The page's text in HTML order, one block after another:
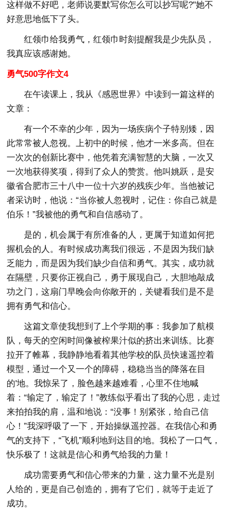
这样做不好吧，老师说要默写你怎么可以抄写呢?"她不
好意思地低下了头。
红领巾给我勇气，红领巾时刻提醒我是少先队员，
我真应该感谢她。
勇气500字作文4
在午读课上，我从《感恩世界》中读到一篇这样的
文章：
有一个不幸的少年，因为一场疾病个子特别矮，因
此常常被人忽视。上初中的时候，他才一米多高。但在
一次次的创新比赛中，他凭着充满智慧的大脑，一次又
一次地获得奖项，得到了众人的赞赏。他叫姚跃，是安
徽省合肥市三十八中一位十六岁的残疾少年。当他被记
者采访时，他说：“当你被人忽视时，记住：你自己就是
伯乐！”我被他的勇气和自信感动了。
是的，机会属于有所准备的人，更属于知道如何把
握机会的人。有时候成功离我们很远，不是因为我们缺
乏能力，而是因为我们缺少自信和勇气。其实，成功就
在隔壁，只要你正视自己，勇于展现自己，大胆地敲成
功之门，这扇门早晚会向你敞开的，关键看我们是不是
拥有勇气和信心。
这篇文章使我想到了上个学期的事：我参加了航模
队，每天的空闲时间像被榨果汁似的挤出来训练。比赛
拉开了帷幕，我静静地看着其他学校的队员快速遥控着
模型，通过一个又一个的障碍，稳稳当当的降落在目
的'地。我惊呆了，脸色越来越难看，心里不住地喊
着：“输定了，输定了！”教练似乎看出了我的心思，走过
来拍拍我的肩，温和地说：“没事！别紧张，给自己信
心！”我深呼吸了一下，开始操纵遥控器。在我信心和勇
气的支持下，“飞机”顺利地到达目的地。我松了一口气，
快乐极了！这就是信心和勇气给我的力量！
成功需要勇气和信心带来的力量，这力量不光是别
人给的，更是自己创造的，拥有了它们，就等于走近了
成功。